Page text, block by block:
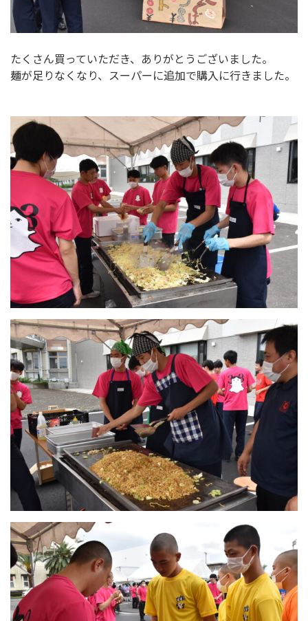
たくさん買っていただき、ありがとうございました。
麺が足りなくなり、スーパーに追加で購入に行きました。